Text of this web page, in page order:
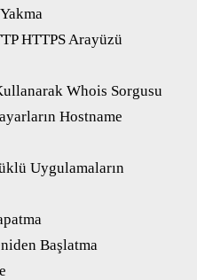
HTTPS Arayüzü
Whois Sorgusu
Hostname
Uygulamaların
Başlatma